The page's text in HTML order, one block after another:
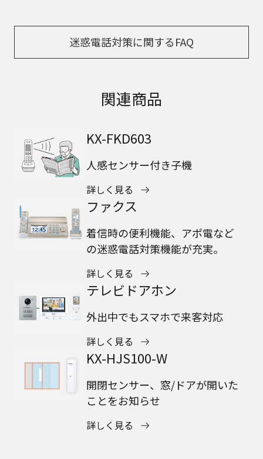
迷惑電話対策に関するFAQ
関連商品
KX-FKD603
人感センサー付き子機
詳しく見る
ファクス
着信時の便利機能、アポ電など
の迷惑電話対策機能が充実。
詳しく見る
テレビドアホン
外出中でもスマホで来客対応
詳しく見る
KX-HJS100-W
開閉センサー、窓/ドアが開いた
ことをお知らせ
詳しく見る